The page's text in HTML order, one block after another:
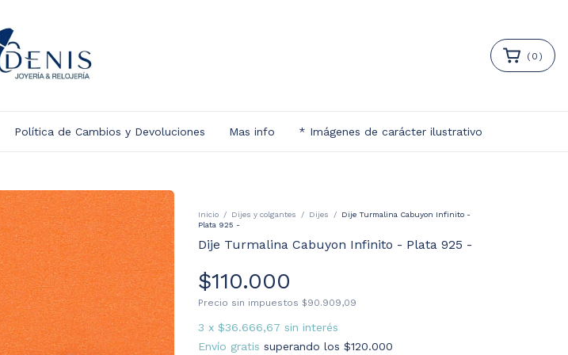
( 0 )
Política de Cambios y Devoluciones Mas info * Imágenes de carácter ilustrativo
Inicio / Dijes y colgantes / Dijes /
Dije Turmalina Cabuyon Infinito -
Plata 925 -
Dije Turmalina Cabuyon Infinito - Plata 925 -
$110.000
Precio sin impuestos $90.909,09
3 x $36.666,67 sin interés
Envío gratis superando los $120.000